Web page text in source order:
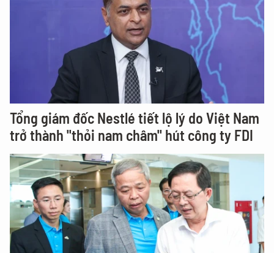
Tổng giám đốc Nestlé tiết lộ lý do Việt Nam
trở thành "thỏi nam châm" hút công ty FDI